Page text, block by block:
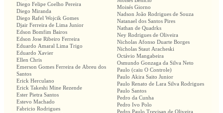
Diego Felipe Coelho Pereira
Diego Miranda
Diego Rafel Wojcik Gomes
Djair Ferreira de Lima Junior
Edson Bomfim Bairos
Edson Jose Ribeiro Ferreira
Eduardo Amaral Lima Trigo
Eduardo Xavier
Ellen Chris
Emerson Gomes Ferreira de Abreu dos
Santos
Erick Herculano
Erick Takeshi Mine Rezende
Ester Pietra Santos
Estevo Machado
Fabricio Rodrigues
Moisés Giorno
Nadson João Rodrigues de Souza
Natanael dos Santos Pires
Nathan de Quadrks
Ney Rodrigues de Oliveira
Nicholas Afonso Duarte Borges
Nicholas Staut Aracheski
Octávio Mangabeira
Osmundo Gonzaga da Silva Neto
Paulo (caiu O Controle)
Paulo Akira Saito Junior
Paulo Renato de Lara Silva Rodrigues
Paulo Santos
Pedro da Cunha
Pedro Ivo Polo
Pedro Paulo Trevisan de Oliveira